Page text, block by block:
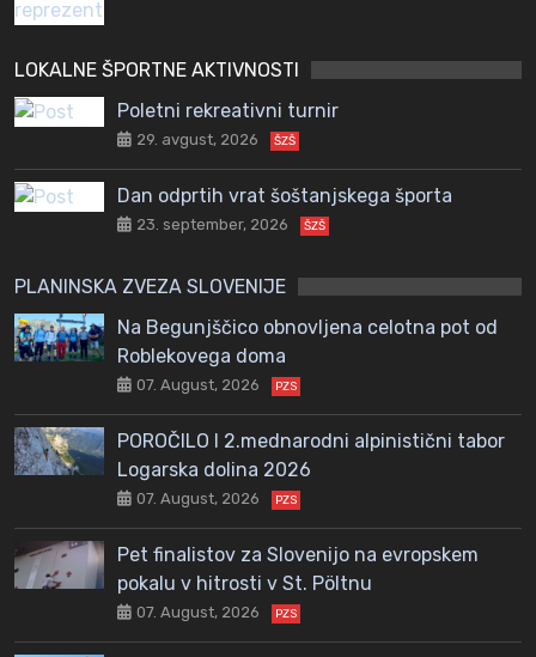
LOKALNE ŠPORTNE AKTIVNOSTI
Poletni rekreativni turnir
29. avgust, 2026 ŠZŠ
Dan odprtih vrat šoštanjskega športa
23. september, 2026 ŠZŠ
PLANINSKA ZVEZA SLOVENIJE
Na Begunjščico obnovljena celotna pot od
Roblekovega doma
07. August, 2026 PZS
POROČILO I 2.mednarodni alpinistični tabor
Logarska dolina 2026
07. August, 2026 PZS
Pet finalistov za Slovenijo na evropskem
pokalu v hitrosti v St. Pöltnu
07. August, 2026 PZS